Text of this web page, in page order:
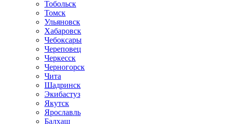
Тобольск
Томск
Ульяновск
Хабаровск
Чебоксары
Череповец
Черкесск
Черногорск
Чита
Шадринск
Экибастуз
Якутск
Ярославль
Балхаш